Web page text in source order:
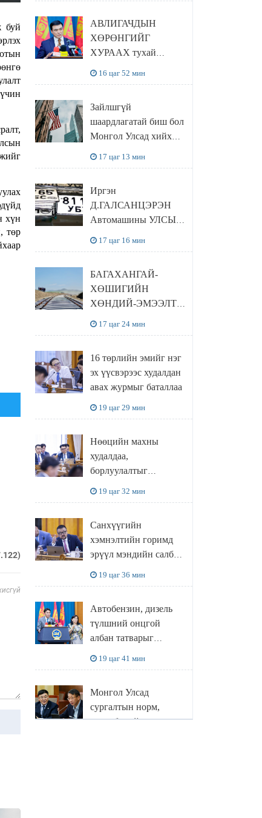
буй
хүн
төр
СУРАГЧИД
БОЛОВСРОЛЫН
ЯАМАНД
ЗОЧИЛЛОО
АВЛИГАЧДЫН
ХӨРӨНГИЙГ
ХУРААХ тухай
16 цаг 52 мин
Зайлшгүй
шаардлагатай биш бол
Монгол Улсад хийх
17 цаг 13 мин
Иргэн
Д.ГАЛСАНЦЭРЭН
Автомашины УЛСЫН
ЦУЦЛУУЛАХ санал
гаргажээ
17 цаг 16 мин
БАГАХАНГАЙ-
ХӨШИГИЙН
ХӨНДИЙ-ЭМЭЭЛТ
БАЙГУУЛАЛТ
ЭРЧИМЖИЖ БАЙНА
17 цаг 24 мин
16 төрлийн эмийг нэг
эх үүсвэрээс худалдан
авах журмыг баталлаа
19 цаг 29 мин
Нөөцийн махны
худалдаа,
борлуулалтыг
19 цаг 32 мин
Санхүүгийн
хэмнэлтийн горимд
эрүүл мэндийн салбар
19 цаг 36 мин
Автобензин, дизель
түлшний онцгой
албан татварыг
19 цаг 41 мин
Монгол Улсад
сургалтын норм,
хөтөлбөрийн